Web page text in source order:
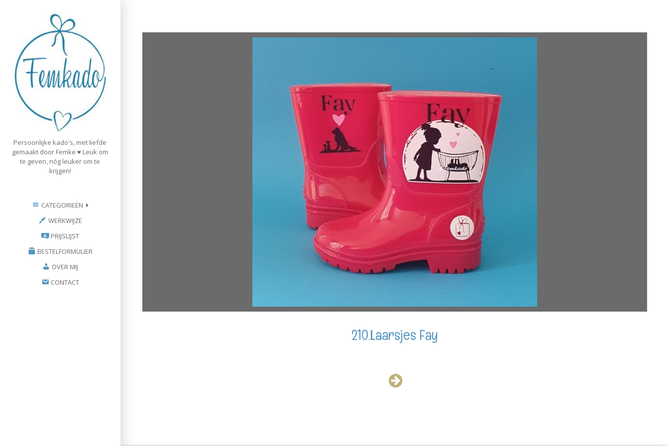
Persoonlijke kado's, met liefde
gemaakt door Femke ♥ Leuk om
te geven, nóg leuker om te
krijgen!
CATEGORIEËN
WERKWIJZE
PRIJSLIJST
BESTELFORMULIER
OVER MIJ
CONTACT
210.Laarsjes Fay